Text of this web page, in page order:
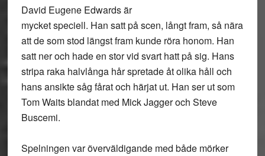
David Eugene Edwards är
mycket speciell. Han satt på scen, långt fram, så nära
att de som stod längst fram kunde röra honom. Han
satt ner och hade en stor vid svart hatt på sig. Hans
stripa raka halvlånga hår spretade åt olika håll och
hans ansikte såg fårat och härjat ut. Han ser ut som
Tom Waits blandat med Mick Jagger och Steve
Buscemi.
Spelningen var överväldigande med både mörker